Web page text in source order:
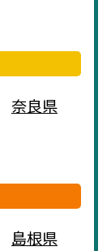
奈良県
島根県